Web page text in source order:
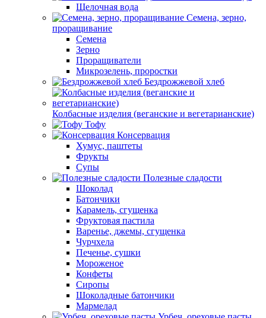
Щелочная вода
Семена, зерно,
проращивание
Семена
Зерно
Проращиватели
Микрозелень, проростки
Бездрожжевой хлеб
Колбасные изделия (веганские и вегетарианские)
Тофу
Консервация
Хумус, паштеты
Фрукты
Супы
Полезные сладости
Шоколад
Батончики
Карамель, сгущенка
Фруктовая пастила
Варенье, джемы, сгущенка
Чурчхела
Печенье, сушки
Мороженое
Конфеты
Сиропы
Шоколадные батончики
Мармелад